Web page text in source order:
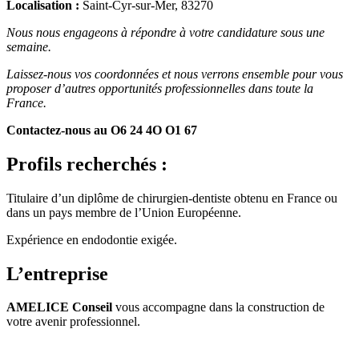
Localisation : Saint-Cyr-sur-Mer, 83270
Nous nous engageons à répondre à votre candidature sous une
semaine.
Laissez-nous vos coordonnées et nous verrons ensemble pour vous
proposer d’autres opportunités professionnelles dans toute la
France.
Contactez-nous au O6 24 4O O1 67
Profils recherchés :
Titulaire d’un diplôme de chirurgien-dentiste obtenu en France ou
dans un pays membre de l’Union Européenne.
Expérience en endodontie exigée.
L’entreprise
AMELICE Conseil vous accompagne dans la construction de
votre avenir professionnel.